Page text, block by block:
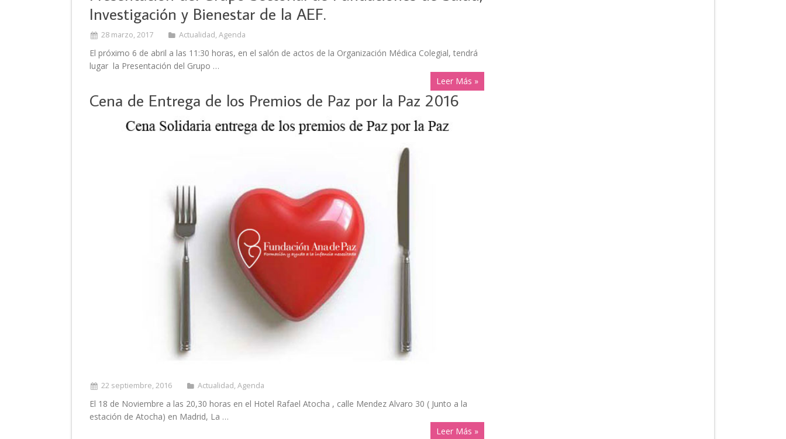
Investigación y Bienestar de la AEF.
28 marzo, 2017 Actualidad, Agenda
El próximo 6 de abril a las 11:30 horas, en el salón de actos de la Organización Médica Colegial, tendrá
lugar la Presentación del Grupo …
Leer Más »
Cena de Entrega de los Premios de Paz por la Paz 2016
22 septiembre, 2016 Actualidad, Agenda
El 18 de Noviembre a las 20,30 horas en el Hotel Rafael Atocha , calle Mendez Alvaro 30 ( Junto a la
estación de Atocha) en Madrid, La …
Leer Más »